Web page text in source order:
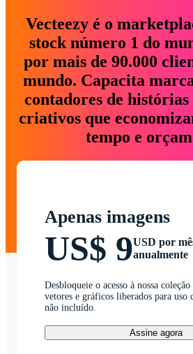
Vecteezy é o
stock número 1 do
por mais de 90.000
mundo. Capacita
contadores de
criativos que
tempo e
Apenas imagens
US$ 9USD por
anualmente
Desbloqueie o acesso à nossa
vetores e gráficos liberados para uso
não incluído.
Assine agora